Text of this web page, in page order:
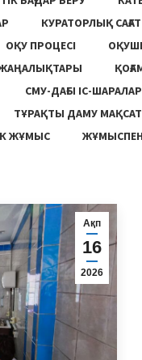
КУРАТОРЛЫҚ
ОҚУ ПРОЦЕСІ
СМУ-ДАҒЫ ІС-ШАРАЛАР
ТҰРАҚТЫ ДАМУ
ЖҰМЫС
Ақп
16
2026